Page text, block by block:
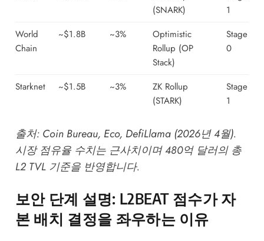
(SNARK)
1
World
Chain
~$1.8B ~3%
Optimistic
Rollup (OP
Stack)
Stage
0
Starknet ~$1.5B ~3%
ZK Rollup
(STARK)
Stage
1
출처: Coin Bureau, Eco, DefiLlama(2026년 4월).
시장 점유율 수치는 근사치이며 480억 달러의 총
L2 TVL 기준을 반영합니다.
보안 단계 설명: L2BEAT 점수가 자
본 배치 결정을 좌우하는 이유